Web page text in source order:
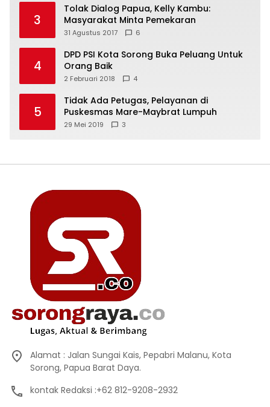
3
Tolak Dialog Papua, Kelly Kambu:
Masyarakat Minta Pemekaran
31 Agustus 2017 6
4
DPD PSI Kota Sorong Buka Peluang Untuk
Orang Baik
2 Februari 2018 4
5
Tidak Ada Petugas, Pelayanan di
Puskesmas Mare-Maybrat Lumpuh
29 Mei 2019 3
Alamat : Jalan Sungai Kais, Pepabri Malanu, Kota
Sorong, Papua Barat Daya.
kontak Redaksi :+62 812-9208-2932